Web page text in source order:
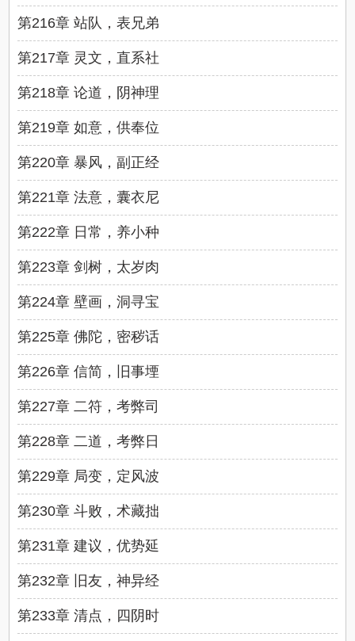
第216章 站队，表兄弟
第217章 灵文，直系社
第218章 论道，阴神理
第219章 如意，供奉位
第220章 暴风，副正经
第221章 法意，囊衣尼
第222章 日常，养小种
第223章 剑树，太岁肉
第224章 壁画，洞寻宝
第225章 佛陀，密秽话
第226章 信简，旧事堙
第227章 二符，考弊司
第228章 二道，考弊日
第229章 局变，定风波
第230章 斗败，术藏拙
第231章 建议，优势延
第232章 旧友，神异经
第233章 清点，四阴时